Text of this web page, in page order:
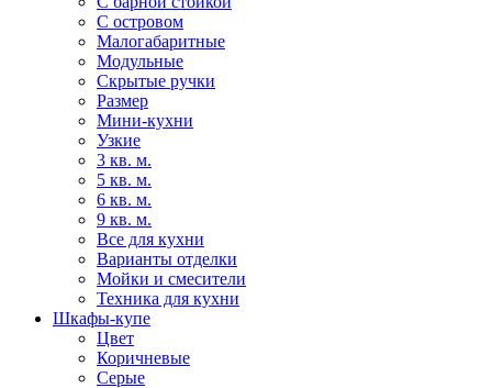
С островом
Малогабаритные
Модульные
Скрытые ручки
Размер
Мини-кухни
Узкие
3 кв. м.
5 кв. м.
6 кв. м.
9 кв. м.
Все для кухни
Варианты отделки
Мойки и смесители
Техника для кухни
Шкафы-купе
Цвет
Коричневые
Серые